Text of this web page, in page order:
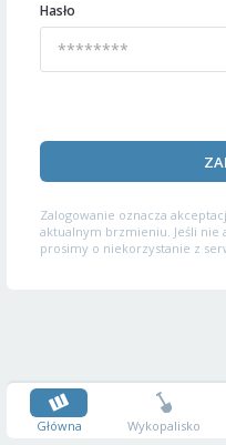
Hasło
Zalogowanie oznacza
aktualnym brzmieniu. Jeśli nie
prosimy o niekorzystanie z
Główna Wykopalisko